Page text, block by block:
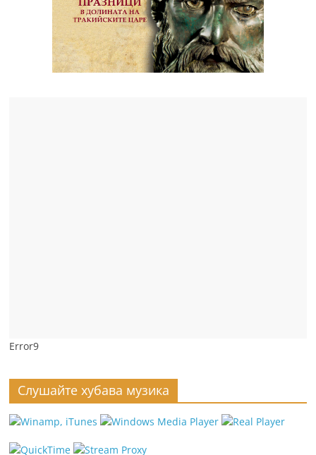
Error9
Слушайте хубава музика